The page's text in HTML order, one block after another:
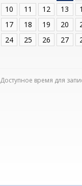
10
11 12 13
17
18 19 20
24
25 26 27
Доступное время для